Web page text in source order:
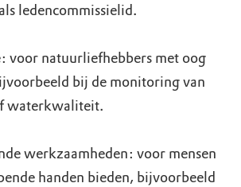
ledencommissielid.
voor natuurliefhebbers met oog
bij de monitoring van
waterkwaliteit.
werkzaamheden: voor mensen
handen bieden, bijvoorbeeld